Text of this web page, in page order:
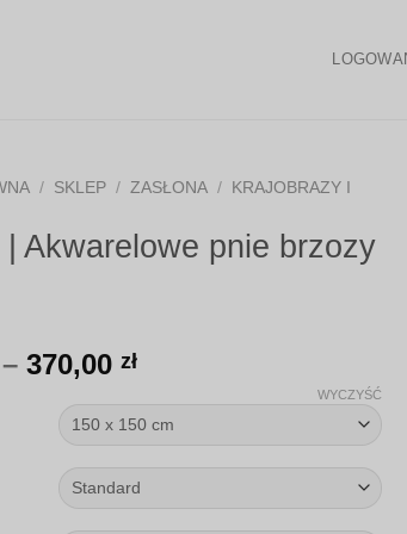
/ SKLEP / ZASŁONA /
KRAJOBRAZY I
| Akwarelowe pnie brzozy
– 370,00 złZakres
od
147,00 zł
do
370,00 zł
WYCZYŚĆ